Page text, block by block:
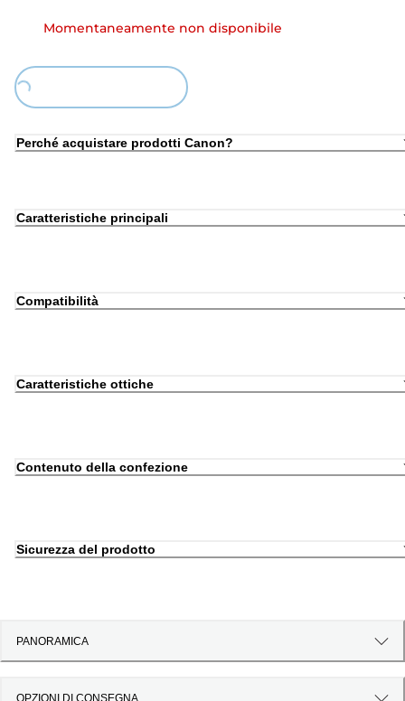
Momentaneamente non disponibile
Loading...
Perché acquistare prodotti Canon?
Caratteristiche principali
Compatibilità
Caratteristiche ottiche
Contenuto della confezione
Sicurezza del prodotto
PANORAMICA
OPZIONI DI CONSEGNA